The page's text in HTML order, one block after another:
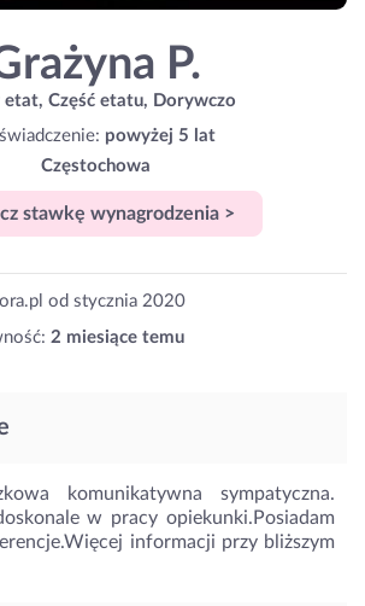
P.
etat, Część etatu, Dorywczo
powyżej 5 lat
Częstochowa
stawkę wynagrodzenia >
od stycznia 2020
2 miesiące temu
komunikatywna sympatyczna.
w pracy opiekunki.Posiadam
informacji przy bliższym